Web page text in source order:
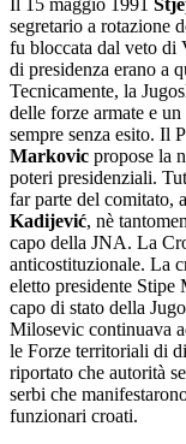
segretario a rotazione
fu bloccata dal veto
di presidenza erano a
Tecnicamente, la
delle forze armate e
sempre senza esito. Il
Markovic propose la
poteri presidenziali.
far parte del comitato,
Kadijević, nè
capo della JNA. La
anticostituzionale. La
eletto presidente
capo di stato della
Milosevic continuava
le Forze territoriali di
riportato che autorità
serbi che
funzionari croati.